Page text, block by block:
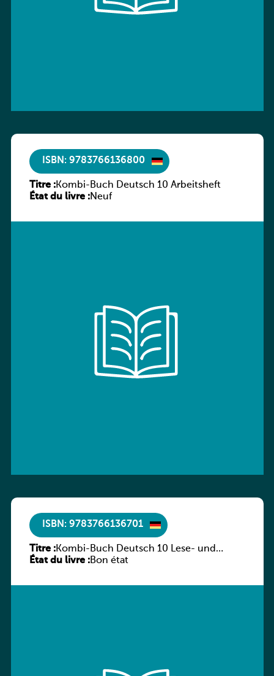
ISBN: 9783766136800
Titre :Kombi-Buch Deutsch 10 Arbeitsheft
État du livre :Neuf
ISBN: 9783766136701
Titre :Kombi-Buch Deutsch 10 Lese- und
Sprachbuch
État du livre :Bon état